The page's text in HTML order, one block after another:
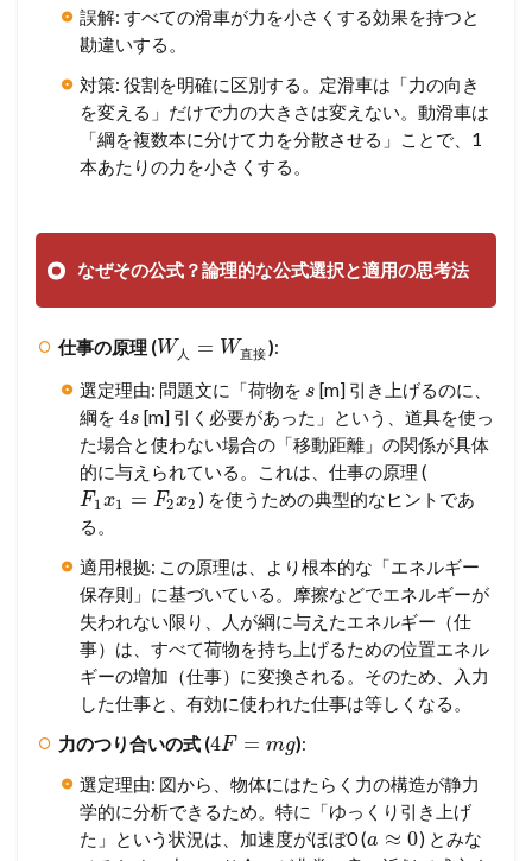
誤解: すべての滑車が力を小さくする効果を持つと
勘違いする。
対策: 役割を明確に区別する。定滑車は「力の向き
を変える」だけで力の大きさは変えない。動滑車は
「綱を複数本に分けて力を分散させる」ことで、1
本あたりの力を小さくする。
なぜその公式？論理的な公式選択と適用の思考法
仕事の原理 (W人 = W直接):
選定理由: 問題文に「荷物を s [m] 引き上げるのに、
綱を4s [m] 引く必要があった」という、道具を使っ
た場合と使わない場合の「移動距離」の関係が具体
的に与えられている。これは、仕事の原理 (
F1 x1 = F2x2 ) を使うための典型的なヒントであ
る。
適用根拠: この原理は、より根本的な「エネルギー
保存則」に基づいている。摩擦などでエネルギーが
失われない限り、人が綱に与えたエネルギー（仕
事）は、すべて荷物を持ち上げるための位置エネル
ギーの増加（仕事）に変換される。そのため、入力
した仕事と、有効に使われた仕事は等しくなる。
力のつり合いの式 (4F = mg):
選定理由: 図から、物体にはたらく力の構造が静力
学的に分析できるため。特に「ゆっくり引き上げ
た」という状況は、加速度がほぼ0 (a ≈ 0) とみな